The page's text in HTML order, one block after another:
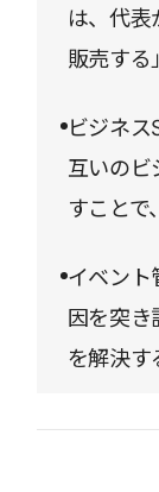
な刺激と成
は、代
販売する
ビジネス
互いのビ
すことで
イベント
因を突
を解決す